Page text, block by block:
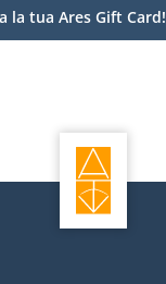
la tua Ares Gift Card!